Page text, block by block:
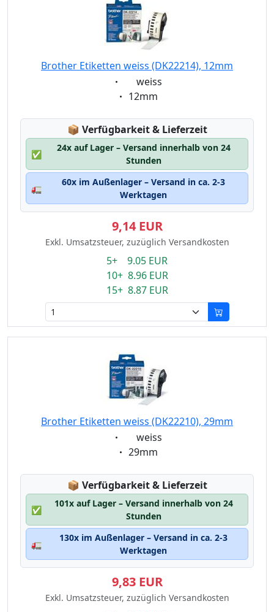
Brother Etiketten weiss (DK22214), 12mm
Eigenschaft:
weiss
Eigenschaft:
12mm
📦 Lagerstatus:
Verfügbarkeit & Lieferzeit
✅
24x auf Lager – Versand innerhalb von 24
Stunden
🚛
60x im Außenlager – Versand in ca. 2-3
Werktagen
9,14 EUR
Exkl. Umsatzsteuer, zuzüglich Versandkosten
5+ 9.05 EUR
10+ 8.96 EUR
15+ 8.87 EUR
Brother Etiketten weiss (DK22210), 29mm
Eigenschaft:
weiss
Eigenschaft:
29mm
📦 Lagerstatus:
Verfügbarkeit & Lieferzeit
✅
101x auf Lager – Versand innerhalb von 24
Stunden
🚛
130x im Außenlager – Versand in ca. 2-3
Werktagen
9,83 EUR
Exkl. Umsatzsteuer, zuzüglich Versandkosten